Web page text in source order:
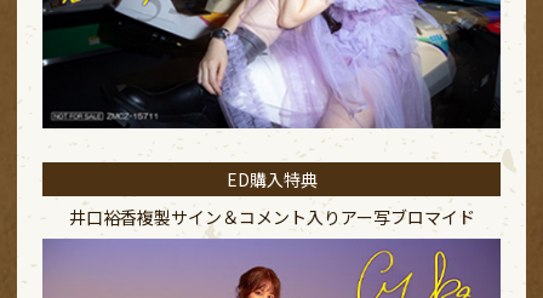
ED購入特典
井口裕香複製サイン＆コメント入りアー写ブロマイド